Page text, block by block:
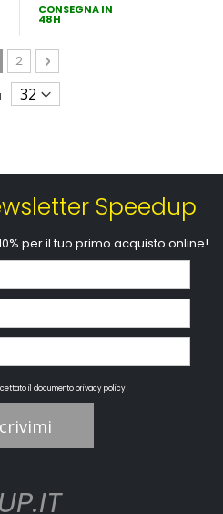
CONSEGNA IN
48H
stai leggendo la pagina
Pagina
2 Pagina
Avanti
Speedup
per il tuo primo acquisto online!
il documentoprivacy policy